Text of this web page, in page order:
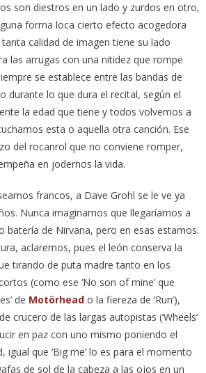
son diestros en un lado y zurdos en otro,
forma loca cierto efecto acogedora
calidad de imagen tiene su lado
las arrugas con una nitidez que rompe
se establece entre las bandas de
durante lo que dura el recital, según el
la edad que tiene y todos volvemos a
esta o aquella otra canción. Ese
del rocanrol que no conviene romper,
en jodernos la vida.
francos, a Dave Grohl se le ve ya
Nunca imaginamos que llegaríamos a
batería de Nirvana, pero en esas estamos.
aclaremos, pues el león conserva la
tirando de puta madre tanto en los
(como ese ‘No son of mine’ que
de Motörheado la fiereza de ‘Run’),
crucero de las largas autopistas (‘Wheels’
en paz con uno mismo poniendo el
igual que ‘Big me’ lo es para el momento
de sol de la cabeza a las ojos en un